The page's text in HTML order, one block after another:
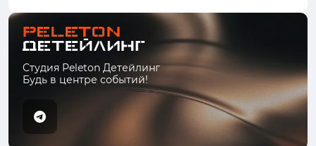
Студия Peleton Детейлинг
Будь в центре событий!